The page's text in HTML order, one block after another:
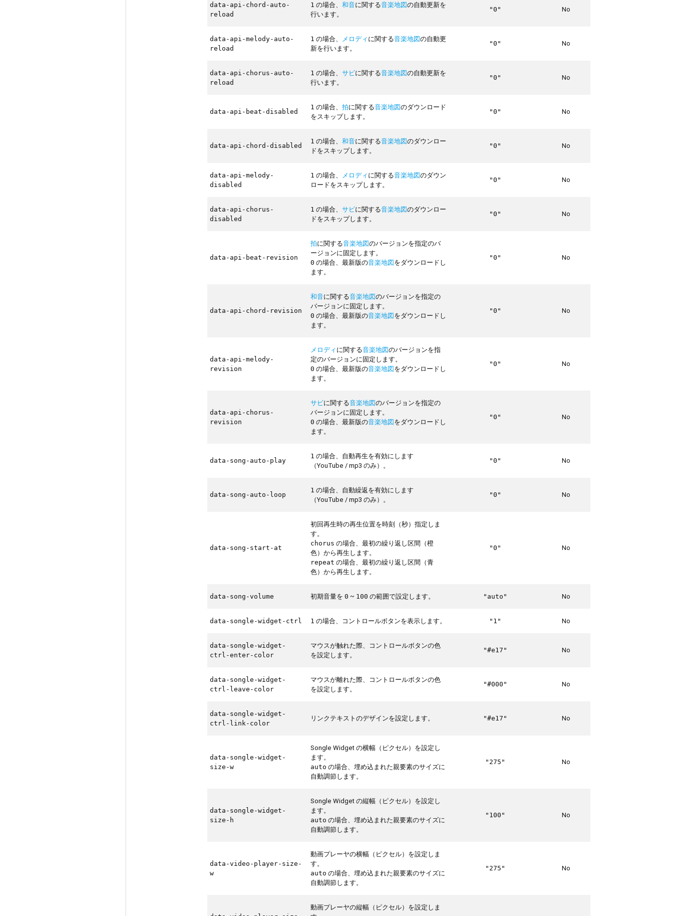
data-api-chord-auto-
reload
1 の場合、和音に関する音楽地図の自動更新を
行います。
"0" No
data-api-melody-auto-
reload
1 の場合、 メロディに関する音楽地図の自動更
新を行います。
"0" No
data-api-chorus-auto-
reload
1 の場合、サビに関する音楽地図の自動更新を
行います。
"0" No
data-api-beat-disabled
1 の場合、拍に関する音楽地図のダウンロード
をスキップします。
"0" No
data-api-chord-disabled
1 の場合、和音に関する音楽地図のダウンロー
ドをスキップします。
"0" No
data-api-melody-
disabled
1 の場合、 メロディに関する音楽地図のダウン
ロードをスキップします。
"0" No
data-api-chorus-
disabled
1 の場合、サビに関する音楽地図のダウンロー
ドをスキップします。
"0" No
data-api-beat-revision
拍に関する音楽地図のバージョンを指定のバ
ージョンに固定します。
0 の場合、最新版の音楽地図をダウンロードし
ます。
"0" No
data-api-chord-revision
和音に関する音楽地図のバージョンを指定の
バージョンに固定します。
0 の場合、最新版の音楽地図をダウンロードし
ます。
"0" No
data-api-melody-
revision
メロディに関する音楽地図のバージョンを指
定のバージョンに固定します。
0 の場合、最新版の音楽地図をダウンロードし
ます。
"0" No
data-api-chorus-
revision
サビに関する音楽地図のバージョンを指定の
バージョンに固定します。
0 の場合、最新版の音楽地図をダウンロードし
ます。
"0" No
data-song-auto-play
1 の場合、自動再生を有効にします
（YouTube / mp3 のみ）。
"0" No
data-song-auto-loop
1 の場合、自動繰返を有効にします
（YouTube / mp3 のみ）。
"0" No
data-song-start-at
初回再生時の再生位置を時刻（秒）指定しま
す。
chorus の場合、最初の繰り返し区間（橙
色）から再生します。
repeat の場合、最初の繰り返し区間（青
色）から再生します。
"0" No
data-song-volume 初期音量を0 ~ 100 の範囲で設定します。 "auto" No
data-songle-widget-ctrl 1 の場合、コントロールボタンを表示します。 "1" No
data-songle-widget-
ctrl-enter-color
マウスが触れた際、コントロールボタンの色
を設定します。
"#e17" No
data-songle-widget-
ctrl-leave-color
マウスが離れた際、コントロールボタンの色
を設定します。
"#000" No
data-songle-widget-
ctrl-link-color
リンクテキストのデザインを設定します。 "#e17" No
data-songle-widget-
size-w
Songle Widget の横幅（ピクセル）を設定し
ます。
auto の場合、埋め込まれた親要素のサイズに
自動調節します。
"275" No
data-songle-widget-
size-h
Songle Widget の縦幅（ピクセル）を設定し
ます。
auto の場合、埋め込まれた親要素のサイズに
自動調節します。
"100" No
data-video-player-size-
w
動画プレーヤの横幅（ピクセル）を設定しま
す。
auto の場合、埋め込まれた親要素のサイズに
自動調節します。
"275" No
動画プレーヤの縦幅（ピクセル）を設定しま